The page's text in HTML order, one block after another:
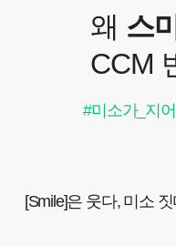
왜 스
CCM
#미소가_지
[Smile]은 웃다, 미소